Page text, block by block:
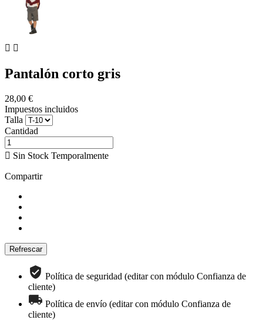
 
Pantalón corto gris
28,00 €
Impuestos incluidos
Talla
Cantidad
 Sin Stock Temporalmente
Compartir
Política de seguridad (editar con módulo Confianza de
cliente)
Política de envío (editar con módulo Confianza de
cliente)